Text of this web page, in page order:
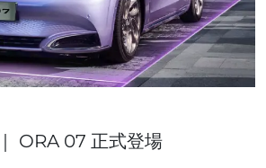
ORA 07 正式登場